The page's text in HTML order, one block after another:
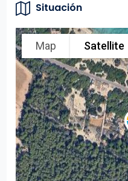
Situación
Map Satellite